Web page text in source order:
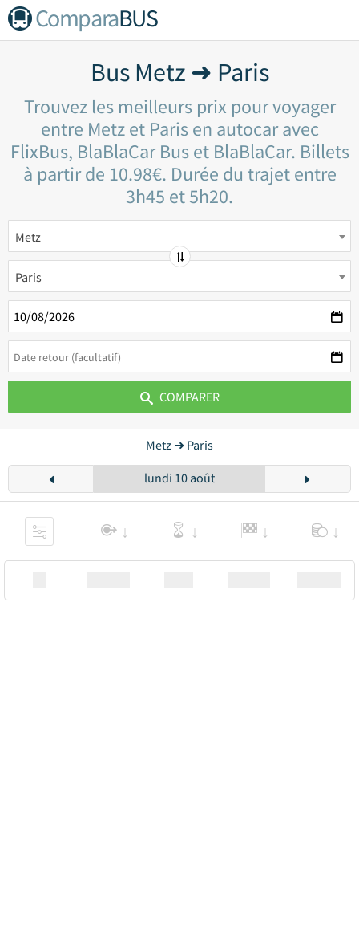
ComparaBUS
Bus Metz ➜ Paris
Trouvez les meilleurs prix pour voyager
entre Metz et Paris en autocar avec
FlixBus, BlaBlaCar Bus et BlaBlaCar. Billets
à partir de 10.98€. Durée du trajet entre
3h45 et 5h20.
Metz
Paris
COMPARER
Metz ➜ Paris
lundi 10 août